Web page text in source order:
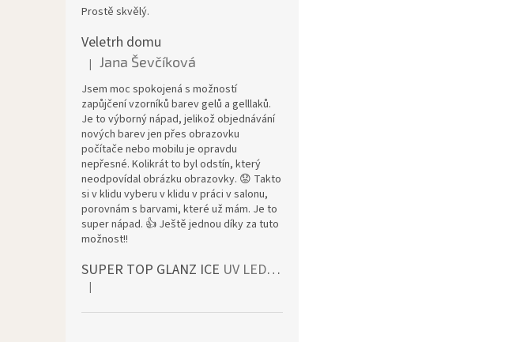
Prostě skvělý.
Veletrh domu
Die Produktbewertung beträgt 5 von 5 Sternen.
| Jana Ševčíková
Jsem moc spokojená s možností
zapůjčení vzorníků barev gelů a gelllaků.
Je to výborný nápad, jelikož objednávání
nových barev jen přes obrazovku
počítače nebo mobilu je opravdu
nepřesné. Kolikrát to byl odstín, který
neodpovídal obrázku obrazovky. 😟 Takto
si v klidu vyberu v klidu v práci v salonu,
porovnám s barvami, které už mám. Je to
super nápad. 👍 Ještě jednou díky za tuto
možnost!!
SUPER TOP GLANZ ICE UV LED bezvýpotkový vrchní lesk
Die Produktbewertung beträgt 4 von 5 Sternen.
|